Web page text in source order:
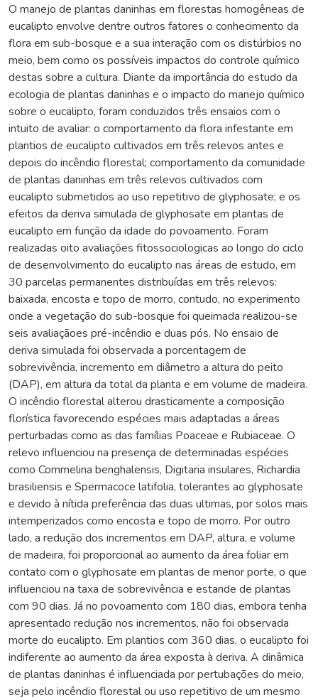
O manejo de plantas daninhas em florestas homogêneas de
eucalipto envolve dentre outros fatores o conhecimento da
flora em sub-bosque e a sua interação com os distúrbios no
meio, bem como os possíveis impactos do controle químico
destas sobre a cultura. Diante da importância do estudo da
ecologia de plantas daninhas e o impacto do manejo químico
sobre o eucalipto, foram conduzidos três ensaios com o
intuito de avaliar: o comportamento da flora infestante em
plantios de eucalipto cultivados em três relevos antes e
depois do incêndio florestal; comportamento da comunidade
de plantas daninhas em três relevos cultivados com
eucalipto submetidos ao uso repetitivo de glyphosate; e os
efeitos da deriva simulada de glyphosate em plantas de
eucalipto em função da idade do povoamento. Foram
realizadas oito avaliações fitossociologicas ao longo do ciclo
de desenvolvimento do eucalipto nas áreas de estudo, em
30 parcelas permanentes distribuídas em três relevos:
baixada, encosta e topo de morro, contudo, no experimento
onde a vegetação do sub-bosque foi queimada realizou-se
seis avaliaçãoes pré-incêndio e duas pós. No ensaio de
deriva simulada foi observada a porcentagem de
sobrevivência, incremento em diâmetro a altura do peito
(DAP), em altura da total da planta e em volume de madeira.
O incêndio florestal alterou drasticamente a composição
florística favorecendo espécies mais adaptadas a áreas
perturbadas como as das famílias Poaceae e Rubiaceae. O
relevo influenciou na presença de determinadas espécies
como Commelina benghalensis, Digitaria insulares, Richardia
brasiliensis e Spermacoce latifolia, tolerantes ao glyphosate
e devido à nítida preferência das duas ultimas, por solos mais
intemperizados como encosta e topo de morro. Por outro
lado, a redução dos incrementos em DAP, altura, e volume
de madeira, foi proporcional ao aumento da área foliar em
contato com o glyphosate em plantas de menor porte, o que
influenciou na taxa de sobrevivência e estande de plantas
com 90 dias. Já no povoamento com 180 dias, embora tenha
apresentado redução nos incrementos, não foi observada
morte do eucalipto. Em plantios com 360 dias, o eucalipto foi
indiferente ao aumento da área exposta à deriva. A dinâmica
de plantas daninhas é influenciada por pertubações do meio,
seja pelo incêndio florestal ou uso repetitivo de um mesmo